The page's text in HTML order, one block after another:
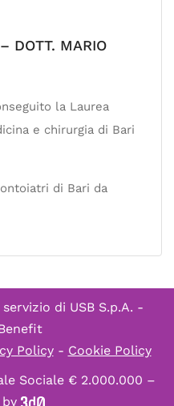
DOTT. MARIO
la Laurea
e chirurgia di Bari
di Bari da
di USB S.p.A. -
Policy- Cookie Policy
Sociale € 2.000.000 –